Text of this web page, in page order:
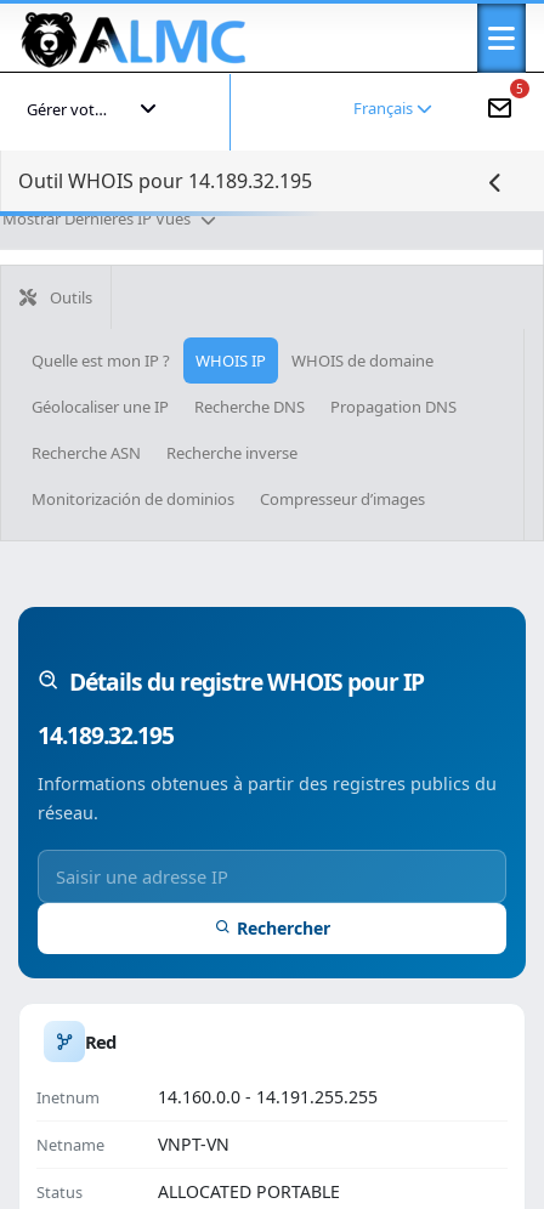
5
Français
Gérer votre compte
Outil WHOIS pour 14.189.32.195
Mostrar Dernières IP Vues
Outils
Quelle est mon IP ? WHOIS IP WHOIS de domaine
Géolocaliser une IP Recherche DNS Propagation DNS
Recherche ASN Recherche inverse
Monitorización de dominios Compresseur d’images
Détails du registre WHOIS pour IP
14.189.32.195
Informations obtenues à partir des registres publics du
réseau.
Rechercher
Red
Inetnum 14.160.0.0 - 14.191.255.255
Netname VNPT-VN
Status ALLOCATED PORTABLE